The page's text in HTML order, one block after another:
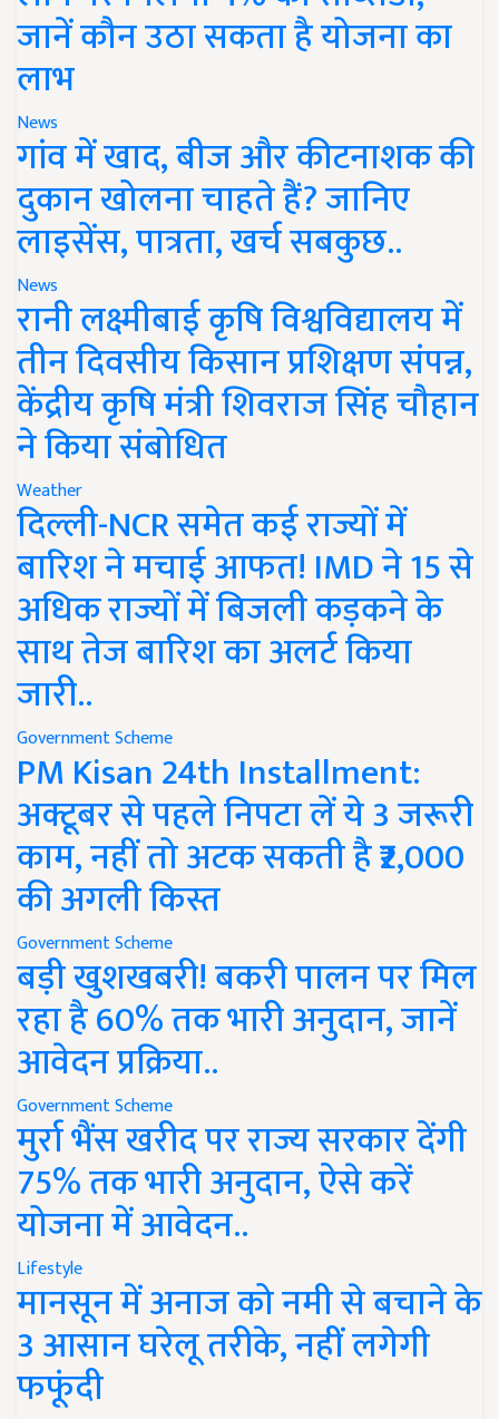
जानें कौन उठा सकता है योजना का
लाभ
News
गांव में खाद, बीज और कीटनाशक की
दुकान खोलना चाहते हैं? जानिए
लाइसेंस, पात्रता, खर्च सबकुछ..
News
रानी लक्ष्मीबाई कृषि विश्वविद्यालय में
तीन दिवसीय किसान प्रशिक्षण संपन्न,
केंद्रीय कृषि मंत्री शिवराज सिंह चौहान
ने किया संबोधित
Weather
दिल्ली-NCR समेत कई राज्यों में
बारिश ने मचाई आफत! IMD ने 15 से
अधिक राज्यों में बिजली कड़कने के
साथ तेज बारिश का अलर्ट किया
जारी..
Government Scheme
PM Kisan 24th Installment:
अक्टूबर से पहले निपटा लें ये 3 जरूरी
काम, नहीं तो अटक सकती है ₹2,000
की अगली किस्त
Government Scheme
बड़ी खुशखबरी! बकरी पालन पर मिल
रहा है 60% तक भारी अनुदान, जानें
आवेदन प्रक्रिया..
Government Scheme
मुर्रा भैंस खरीद पर राज्य सरकार देंगी
75% तक भारी अनुदान, ऐसे करें
योजना में आवेदन..
Lifestyle
मानसून में अनाज को नमी से बचाने के
3 आसान घरेलू तरीके, नहीं लगेगी
फफूंदी